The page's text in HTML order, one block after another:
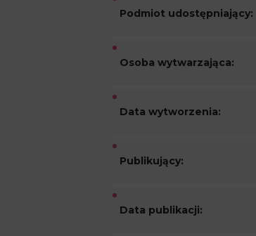
Podmiot udostępniający:
Osoba wytwarzająca:
Data wytworzenia:
Publikujący:
Data publikacji: